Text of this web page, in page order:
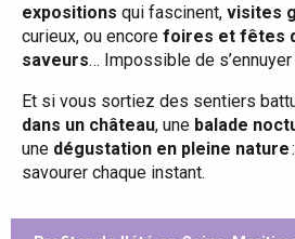
expositions qui fascinent, visites
curieux, ou encore foires et fêtes
saveurs… Impossible de s’ennuyer
Et si vous sortiez des sentiers
dans un château, une balade
une dégustation en pleine nature
savourer chaque instant.